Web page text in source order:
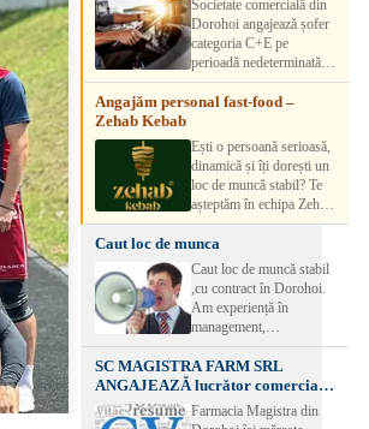
Societate comercială din
Dorohoi angajează șofer
categoria C+E pe
perioadă nedeterminată.
Candidatul trebuie să
aibă experiență și atestat
detalii, vă rog să sunați la
numărul de telefon.
Angajăm personal fast-food –
Zehab Kebab
Ești o persoană serioasă,
dinamică și îți dorești un
loc de muncă stabil? Te
așteptăm în echipa Zehab
Kebab! Posturi
disponibile: -
SHAORMAR AJUTOR
BUCATAR 2/posturi -
LUCRATOR
COMERCIAL
VANZATOR /2 posturi
OFERIM : Contract de
muncă Program flexibil
Salariu motivant, în
funcție de experienț
Caut loc de munca
Caut loc de muncă stabil
,cu contract în Dorohoi.
Am experiență în
management,
contabilitate, ospătărie .
Rog seriozitate
SC MAGISTRA FARM SRL
ANGAJEAZĂ lucrător comercial –
DOROHOI
Farmacia Magistra din